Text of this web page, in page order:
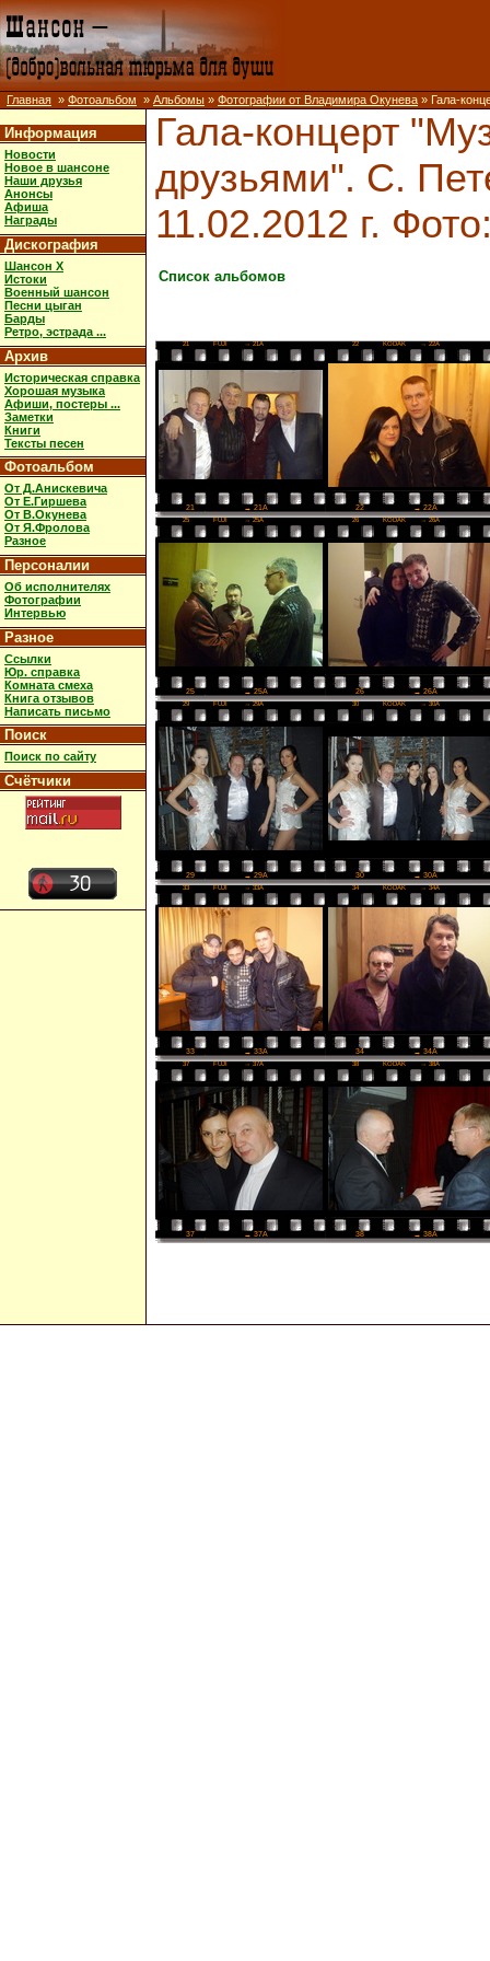
Главная » Фотоальбом » Альбомы » Фотографии от Владимира Окунева » Гала-
Информация
Новости
Новое в шансоне
Наши друзья
Анонсы
Афиша
Награды
Дискография
Шансон X
Истоки
Военный шансон
Песни цыган
Барды
Ретро, эстрада ...
Архив
Историческая справка
Хорошая музыка
Афиши, постеры ...
Заметки
Книги
Тексты песен
Фотоальбом
От Д.Анискевича
От Е.Гиршева
От В.Окунева
От Я.Фролова
Разное
Персоналии
Об исполнителях
Фотографии
Интервью
Разное
Ссылки
Юр. справка
Комната смеха
Книга отзывов
Написать письмо
Поиск
Поиск по сайту
Счётчики
Гала-концерт
друзьями". С.
11.02.2012 г.
Список альбомов
21 FUJI → 21A 22 KODAK → 22A
21 → 21A 22 → 22A
25 FUJI → 25A 26 KODAK → 26A
25 → 25A 26 → 26A
29 FUJI → 29A 30 KODAK → 30A
29 → 29A 30 → 30A
33 FUJI → 33A 34 KODAK → 34A
33 → 33A 34 → 34A
37 FUJI → 37A 38 KODAK → 38A
37 → 37A 38 → 38A